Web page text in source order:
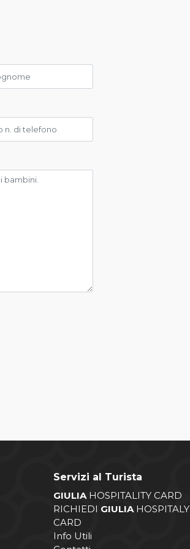
Servizi al Turista
GIULIA HOSPITALITY CARD
RICHIEDI GIULIA HOSPITALY
CARD
Info Utili